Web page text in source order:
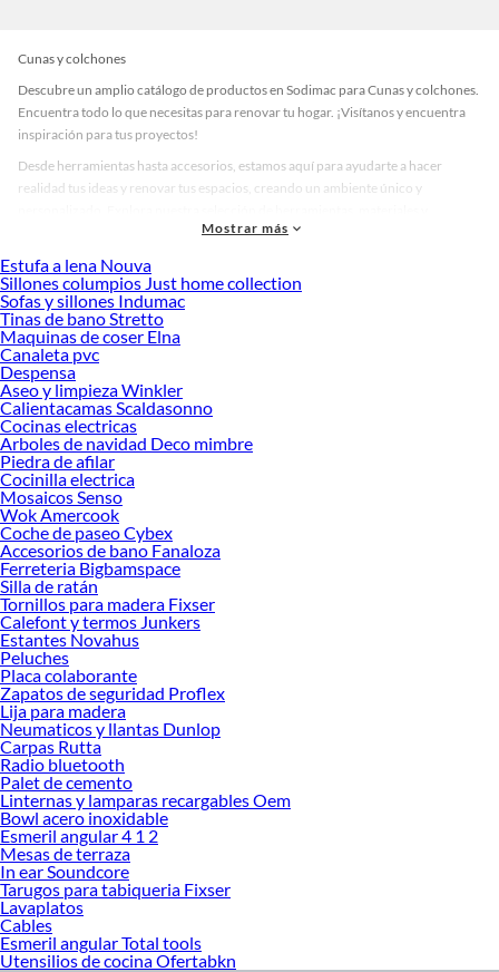
Cunas y colchones
Descubre un amplio catálogo de productos en Sodimac para Cunas y colchones.
Encuentra todo lo que necesitas para renovar tu hogar. ¡Visítanos y encuentra
inspiración para tus proyectos!
Desde herramientas hasta accesorios, estamos aquí para ayudarte a hacer
realidad tus ideas y renovar tus espacios, creando un ambiente único y
accesorios de calidad que te ayudarán a crear un espacio más tú.
Desde remodelaciones hasta proyectos de decoración, estamos aquí para hacer
tus ideas realidad. ¡Visítanos y encuentra todo lo que tenemos para ofrecerte en
Cunas y colchones!
Explora la variedad de productos de Cunas y colchones en Sodimac
Herramientas, materiales y accesorios de calidad para tus proyectos y
renovación de espacios. ¡Visítanos y descubre todo lo que tenemos para
ofrecerte!
Encuentra una amplia variedad de productos de Cunas y colchones en Sodimac.
Encuentra todo lo necesario para tus proyectos de renovación y decoración.
¡Visítanos y haz tus ideas realidad!
Mostrar más
Estufa a lena Nouva
Sillones columpios Just home collection
Sofas y sillones Indumac
Tinas de bano Stretto
Maquinas de coser Elna
Canaleta pvc
Despensa
Aseo y limpieza Winkler
Calientacamas Scaldasonno
Cocinas electricas
Arboles de navidad Deco mimbre
Piedra de afilar
Cocinilla electrica
Mosaicos Senso
Wok Amercook
Coche de paseo Cybex
Accesorios de bano Fanaloza
Ferreteria Bigbamspace
Silla de ratán
Tornillos para madera Fixser
Calefont y termos Junkers
Estantes Novahus
Peluches
Placa colaborante
Zapatos de seguridad Proflex
Lija para madera
Neumaticos y llantas Dunlop
Carpas Rutta
Radio bluetooth
Palet de cemento
Linternas y lamparas recargables Oem
Bowl acero inoxidable
Esmeril angular 4 1 2
Mesas de terraza
In ear Soundcore
Tarugos para tabiqueria Fixser
Lavaplatos
Cables
Esmeril angular Total tools
Utensilios de cocina Ofertabkn